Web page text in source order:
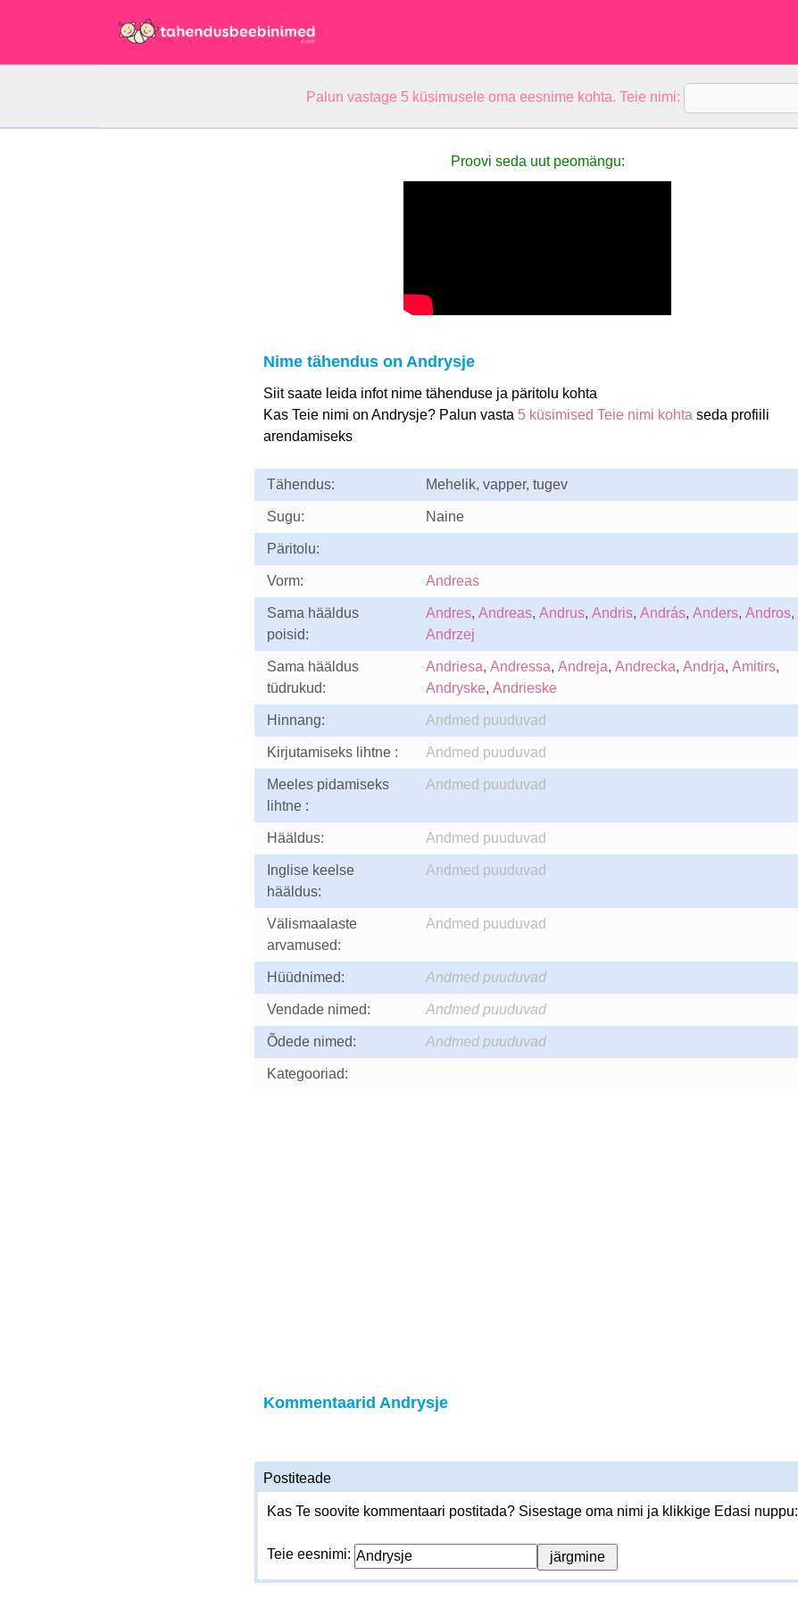
Palun vastage 5 küsimusele oma eesnime kohta. Teie nimi:
Proovi seda uut peomängu:
Nime tähendus on Andrysje
Siit saate leida infot nime tähenduse ja päritolu kohta
Kas Teie nimi on Andrysje? Palun vasta 5 küsimised Teie nimi kohta seda profiili
arendamiseks
Tähendus: Mehelik, vapper, tugev
Sugu: Naine
Päritolu:
Vorm: Andreas
Sama hääldus
poisid:
Andres, Andreas, Andrus, Andris, András, Anders, Andros,
Andrzej
Sama hääldus
tüdrukud:
Andriesa, Andressa, Andreja, Andrecka, Andrja, Amitirs,
Andryske, Andrieske
Hinnang: Andmed puuduvad
Kirjutamiseks lihtne : Andmed puuduvad
Meeles pidamiseks
lihtne :
Andmed puuduvad
Hääldus: Andmed puuduvad
Inglise keelse
hääldus:
Andmed puuduvad
Välismaalaste
arvamused:
Andmed puuduvad
Hüüdnimed: Andmed puuduvad
Vendade nimed: Andmed puuduvad
Õdede nimed: Andmed puuduvad
Kategooriad:
Kommentaarid Andrysje
Postiteade
Kas Te soovite kommentaari postitada? Sisestage oma nimi ja klikkige Edasi nuppu:
Teie eesnimi: